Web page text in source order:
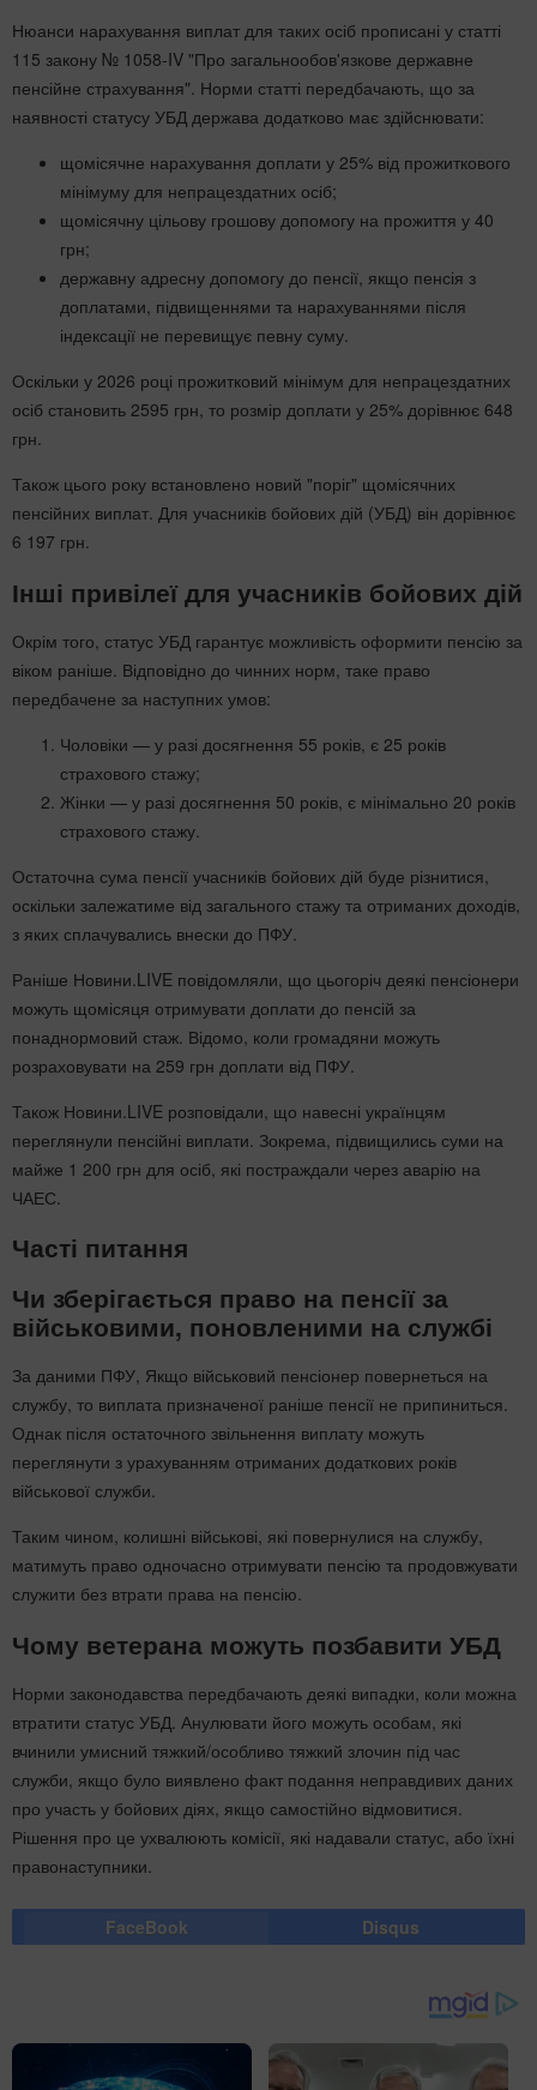
Нюанси нарахування виплат для таких осіб прописані у статті
115 закону № 1058-IV "Про загальнообов'язкове державне
пенсійне страхування". Норми статті передбачають, що за
наявності статусу УБД держава додатково має здійснювати:
щомісячне нарахування доплати у 25% від прожиткового
мінімуму для непрацездатних осіб;
щомісячну цільову грошову допомогу на прожиття у 40
грн;
державну адресну допомогу до пенсії, якщо пенсія з
доплатами, підвищеннями та нарахуваннями після
індексації не перевищує певну суму.
Оскільки у 2026 році прожитковий мінімум для непрацездатних
осіб становить 2595 грн, то розмір доплати у 25% дорівнює 648
грн.
Також цього року встановлено новий "поріг" щомісячних
пенсійних виплат. Для учасників бойових дій (УБД) він дорівнює
6 197 грн.
Інші привілеї для учасників бойових дій
Окрім того, статус УБД гарантує можливість оформити пенсію за
віком раніше. Відповідно до чинних норм, таке право
передбачене за наступних умов:
Чоловіки — у разі досягнення 55 років, є 25 років
страхового стажу;
Жінки — у разі досягнення 50 років, є мінімально 20 років
страхового стажу.
Остаточна сума пенсії учасників бойових дій буде різнитися,
оскільки залежатиме від загального стажу та отриманих доходів,
з яких сплачувались внески до ПФУ.
Раніше Новини.LIVE повідомляли, що цьогоріч деякі пенсіонери
можуть щомісяця отримувати доплати до пенсій за
понаднормовий стаж. Відомо, коли громадяни можуть
розраховувати на 259 грн доплати від ПФУ.
Також Новини.LIVE розповідали, що навесні українцям
переглянули пенсійні виплати. Зокрема, підвищились суми на
майже 1 200 грн для осіб, які постраждали через аварію на
ЧАЕС.
Часті питання
Чи зберігається право на пенсії за
військовими, поновленими на службі
За даними ПФУ, Якщо військовий пенсіонер повернеться на
службу, то виплата призначеної раніше пенсії не припиниться.
Однак після остаточного звільнення виплату можуть
переглянути з урахуванням отриманих додаткових років
військової служби.
Таким чином, колишні військові, які повернулися на службу,
матимуть право одночасно отримувати пенсію та продовжувати
служити без втрати права на пенсію.
Чому ветерана можуть позбавити УБД
Норми законодавства передбачають деякі випадки, коли можна
втратити статус УБД. Анулювати його можуть особам, які
вчинили умисний тяжкий/особливо тяжкий злочин під час
служби, якщо було виявлено факт подання неправдивих даних
про участь у бойових діях, якщо самостійно відмовитися.
Рішення про це ухвалюють комісії, які надавали статус, або їхні
правонаступники.
FaceBook Disqus